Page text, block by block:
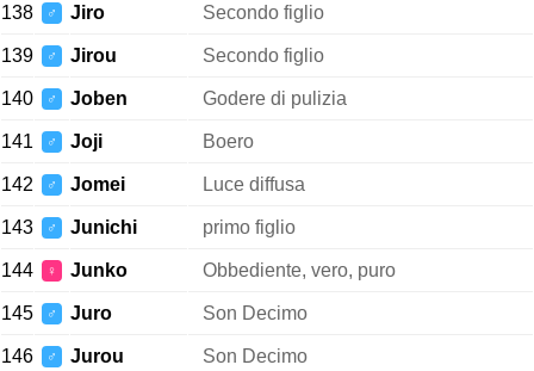
138 ♂ Jiro Secondo figlio
139 ♂ Jirou Secondo figlio
140 ♂ Joben Godere di pulizia
141 ♂ Joji Boero
142 ♂ Jomei Luce diffusa
143 ♂ Junichi primo figlio
144 ♀ Junko Obbediente, vero, puro
145 ♂ Juro Son Decimo
146 ♂ Jurou Son Decimo